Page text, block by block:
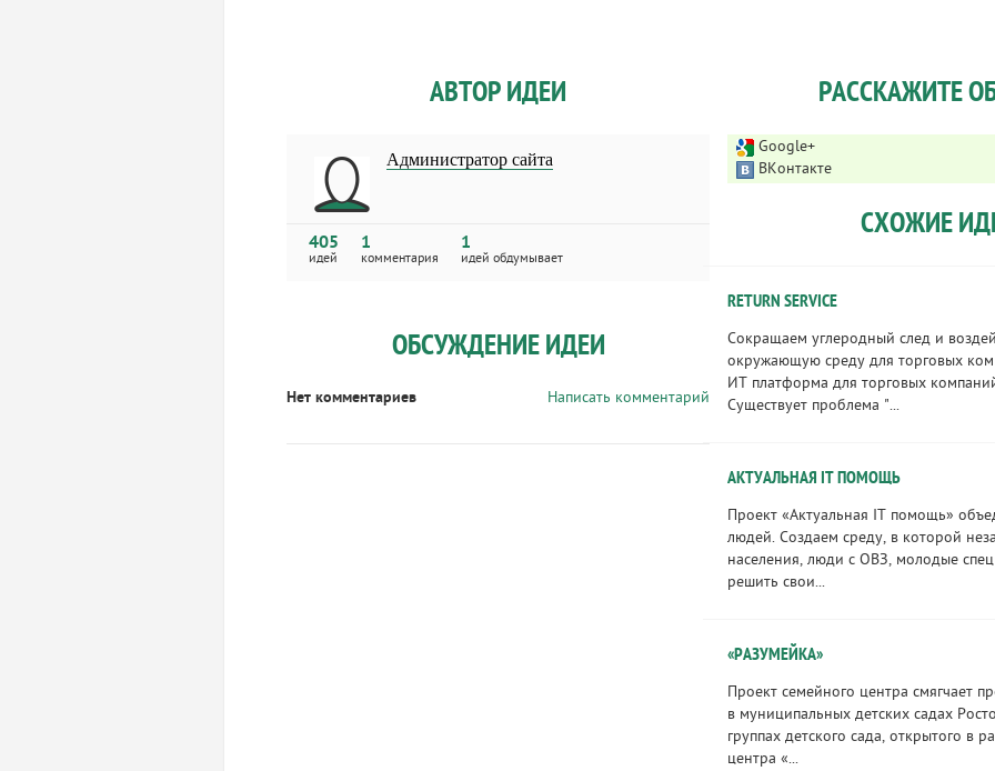
АВТОР ИДЕИ
Администратор сайта
405
идей
1
комментария
1
идей обдумывает
ОБСУЖДЕНИЕ ИДЕИ
Написать комментарий
Нет комментариев
РАССКАЖИТЕ
Google+
ВКонтакте
СХОЖИЕ
RETURN SERVICE
Сокращаем углеродный след и
окружающую среду для торговых
ИТ платформа для торговых
Существует проблема "...
АКТУАЛЬНАЯ IT ПОМОЩЬ
Проект «Актуальная IT помощь»
людей. Создаем среду, в которой
населения, люди с ОВЗ, молодые
решить свои...
«РАЗУМЕЙКА»
Проект семейного центра смягчает
в муниципальных детских садах
группах детского сада, открытого в
центра «...